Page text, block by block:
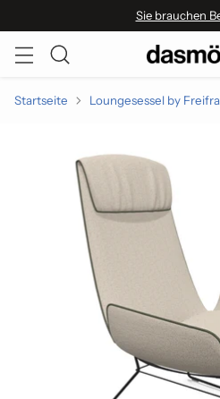
Sie brauchen
Startseite Loungesessel by